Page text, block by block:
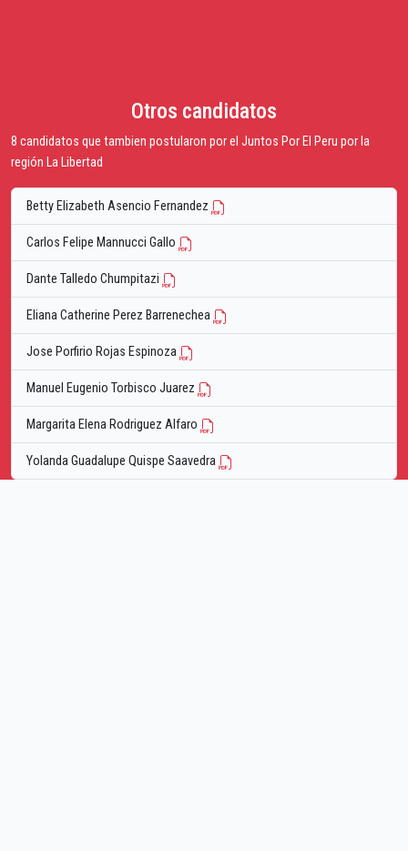
Otros candidatos
8 candidatos que tambien postularon por el Juntos Por El Peru por la
región La Libertad
Betty Elizabeth Asencio Fernandez
Carlos Felipe Mannucci Gallo
Dante Talledo Chumpitazi
Eliana Catherine Perez Barrenechea
Jose Porfirio Rojas Espinoza
Manuel Eugenio Torbisco Juarez
Margarita Elena Rodriguez Alfaro
Yolanda Guadalupe Quispe Saavedra